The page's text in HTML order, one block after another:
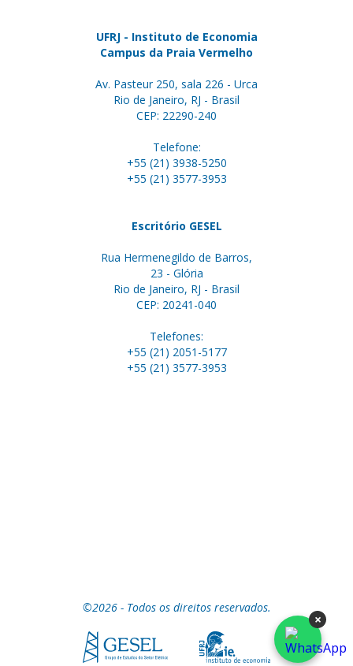
UFRJ - Instituto de Economia
Campus da Praia Vermelho
Av. Pasteur 250, sala 226 - Urca
Rio de Janeiro, RJ - Brasil
CEP: 22290-240
Telefone:
+55 (21) 3938-5250
+55 (21) 3577-3953
Escritório GESEL
Rua Hermenegildo de Barros,
23 - Glória
Rio de Janeiro, RJ - Brasil
CEP: 20241-040
Telefones:
+55 (21) 2051-5177
+55 (21) 3577-3953
©2026 - Todos os direitos reservados.
×